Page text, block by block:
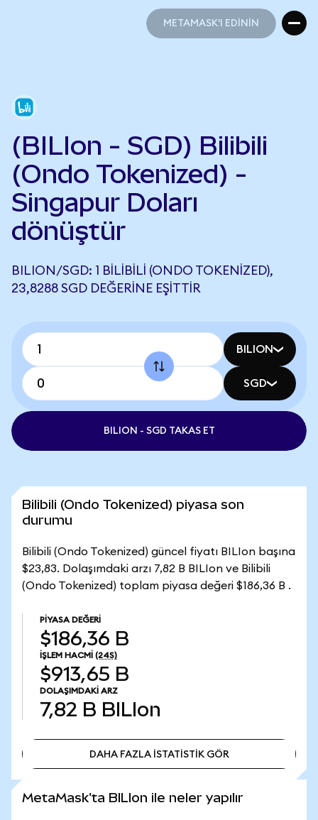
METAMASK'I EDİNİN
(BILIon - SGD) Bilibili
(Ondo Tokenized) -
Singapur Doları
dönüştür
BILION/SGD: 1 BILIBILI (ONDO TOKENIZED),
23,8288 SGD DEĞERINE EŞITTIR
BILION
SGD
BILION - SGD TAKAS ET
Bilibili (Ondo Tokenized) piyasa son
durumu
Bilibili (Ondo Tokenized) güncel fiyatı BILIon başına
$23,83. Dolaşımdaki arzı 7,82 B BILIon ve Bilibili
(Ondo Tokenized) toplam piyasa değeri $186,36 B .
PIYASA DEĞERI
$186,36 B
İŞLEM HACMI (24S)
$913,65 B
DOLAŞIMDAKI ARZ
7,82 B BILIon
DAHA FAZLA İSTATİSTİK GÖR
MetaMask'ta BILIon ile neler yapılır